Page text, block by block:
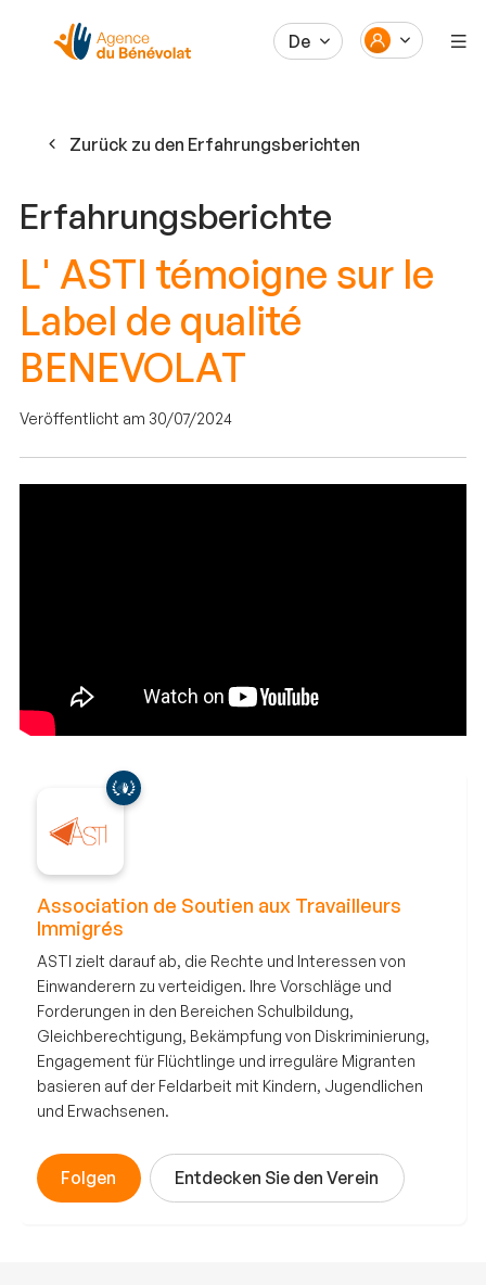
De
Zurück zu den Erfahrungsberichten
Erfahrungsberichte
L' ASTI témoigne sur le
Label de qualité
BENEVOLAT
Veröffentlicht am 30/07/2024
Association de Soutien aux Travailleurs
Immigrés
ASTI zielt darauf ab, die Rechte und Interessen von
Einwanderern zu verteidigen. Ihre Vorschläge und
Forderungen in den Bereichen Schulbildung,
Gleichberechtigung, Bekämpfung von Diskriminierung,
Engagement für Flüchtlinge und irreguläre Migranten
basieren auf der Feldarbeit mit Kindern, Jugendlichen
und Erwachsenen.
Folgen Entdecken Sie den Verein